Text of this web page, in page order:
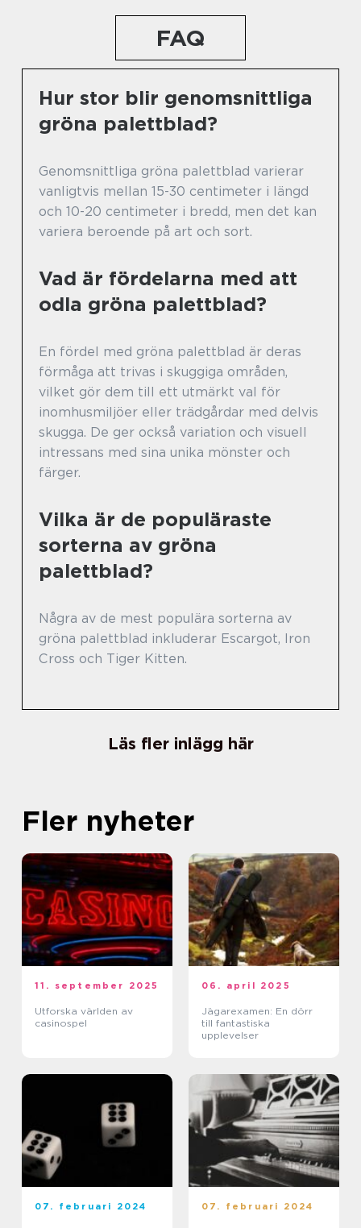
FAQ
Hur stor blir genomsnittliga
gröna palettblad?
Genomsnittliga gröna palettblad varierar
vanligtvis mellan 15-30 centimeter i längd
och 10-20 centimeter i bredd, men det kan
variera beroende på art och sort.
Vad är fördelarna med att
odla gröna palettblad?
En fördel med gröna palettblad är deras
förmåga att trivas i skuggiga områden,
vilket gör dem till ett utmärkt val för
inomhusmiljöer eller trädgårdar med delvis
skugga. De ger också variation och visuell
intressans med sina unika mönster och
färger.
Vilka är de populäraste
sorterna av gröna
palettblad?
Några av de mest populära sorterna av
gröna palettblad inkluderar Escargot, Iron
Cross och Tiger Kitten.
Läs fler inlägg här
Fler nyheter
11. september 2025
Utforska världen av
casinospel
06. april 2025
Jägarexamen: En dörr
till fantastiska
upplevelser
07. februari 2024 07. februari 2024